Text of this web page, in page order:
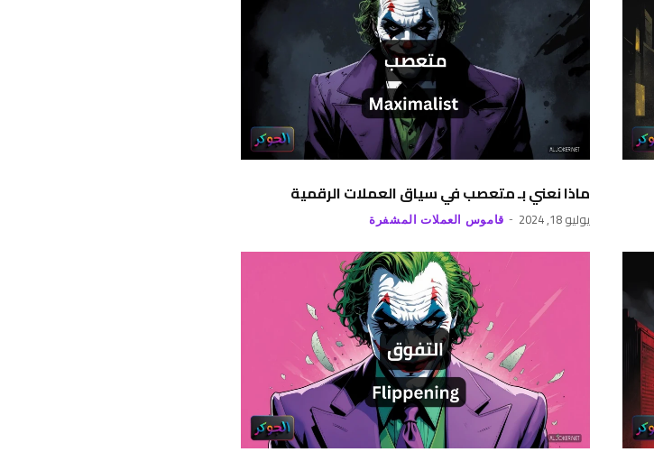
ماذا نعني بـ متعصب في سياق العملات الرقمية
يوليو 18, 2024 قاموس العملات المشفرة